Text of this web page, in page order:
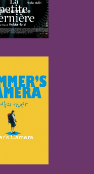
dernière
Camera